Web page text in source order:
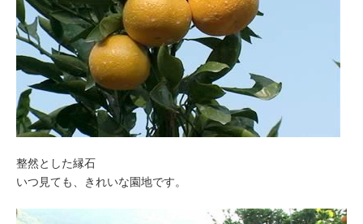
整然とした縁石
いつ見ても、きれいな園地です。